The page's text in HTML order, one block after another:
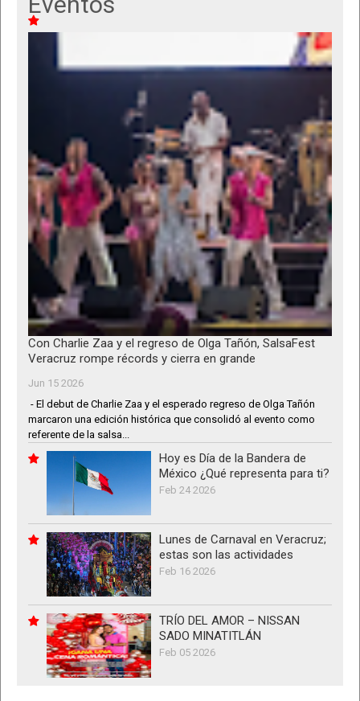
Con Charlie Zaa y el regreso de Olga Tañón, SalsaFest
Veracruz rompe récords y cierra en grande
Jun 15 2026
- El debut de Charlie Zaa y el esperado regreso de Olga Tañón
marcaron una edición histórica que consolidó al evento como
referente de la salsa...
Hoy es Día de la Bandera de
México ¿Qué representa para ti?
Feb 24 2026
Lunes de Carnaval en Veracruz;
estas son las actividades
Feb 16 2026
TRÍO DEL AMOR – NISSAN
SADO MINATITLÁN
Feb 05 2026